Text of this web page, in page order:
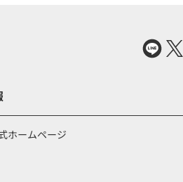
ホームページ